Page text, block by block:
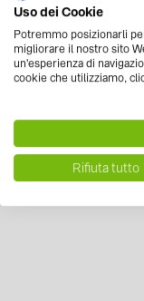
Uso dei Cookie
Potremmo posizionarli
migliorare il nostro sito
un'esperienza di
cookie che utilizziamo,
Rifiuta tutto